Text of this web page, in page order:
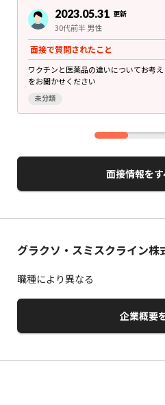
2023.05.31 更新
30代前半 男性
面接で質問されたこと
ワクチンと医薬品の違いについてお考え
をお聞かせください
未分類
面接情報を
グラクソ・スミスクライン株
職種により異なる
企業概要